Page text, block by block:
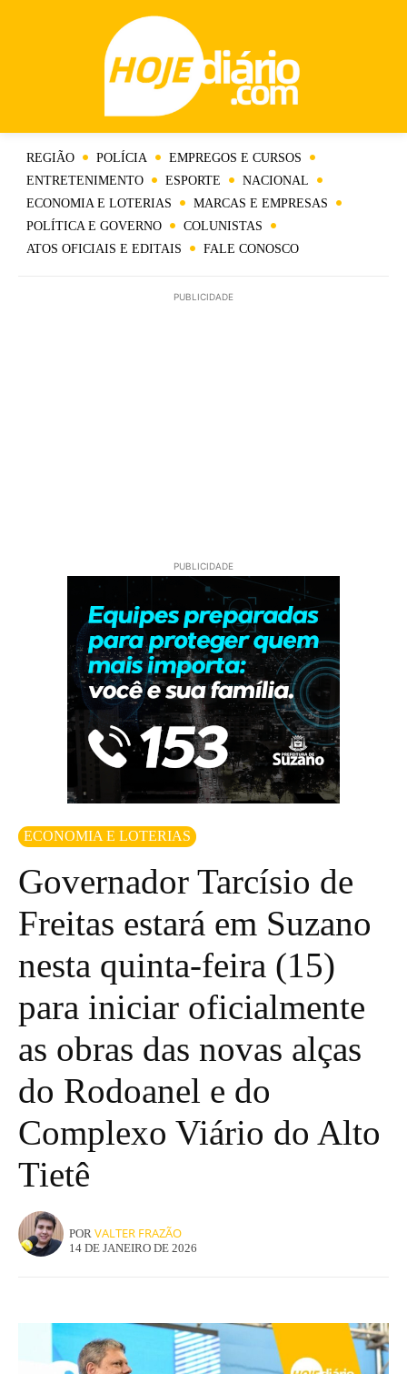
REGIÃO POLÍCIA
EMPREGOS E CURSOS
ENTRETENIMENTO
ESPORTE
NACIONAL
ECONOMIA E LOTERIAS
MARCAS E EMPRESAS
POLÍTICA E GOVERNO
COLUNISTAS
ATOS OFICIAIS E EDITAIS
FALE CONOSCO
PUBLICIDADE
PUBLICIDADE
ECONOMIA E LOTERIAS
Governador Tarcísio de
Freitas estará em Suzano
nesta quinta-feira (15)
para iniciar oficialmente
as obras das novas alças
do Rodoanel e do
Complexo Viário do Alto
Tietê
POR VALTER FRAZÃO
14 DE JANEIRO DE 2026